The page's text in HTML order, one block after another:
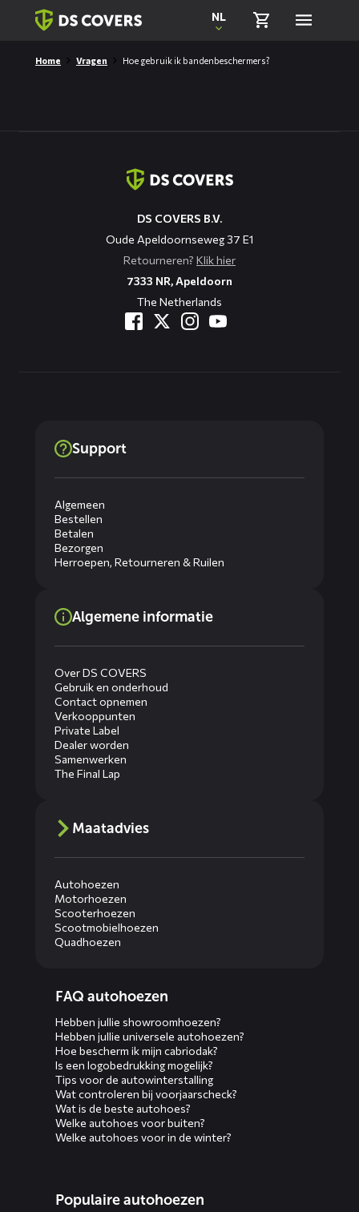
Skiplinks
NL
Home Vragen Hoe gebruik ik bandenbeschermers?
DS COVERS B.V.
Oude Apeldoornseweg 37 E1
Retourneren? Klik hier
7333 NR, Apeldoorn
The Netherlands
Support
Algemeen
Bestellen
Betalen
Bezorgen
Herroepen, Retourneren & Ruilen
Algemene informatie
Over DS COVERS
Gebruik en onderhoud
Contact opnemen
Verkooppunten
Private Label
Dealer worden
Samenwerken
The Final Lap
Maatadvies
Autohoezen
Motorhoezen
Scooterhoezen
Scootmobielhoezen
Quadhoezen
menusFAQ autohoezen
Hebben jullie showroomhoezen?
Hebben jullie universele autohoezen?
Hoe bescherm ik mijn cabriodak?
Is een logobedrukking mogelijk?
Tips voor de autowinterstalling
Wat controleren bij voorjaarscheck?
Wat is de beste autohoes?
Welke autohoes voor buiten?
Welke autohoes voor in de winter?
Populaire autohoezen